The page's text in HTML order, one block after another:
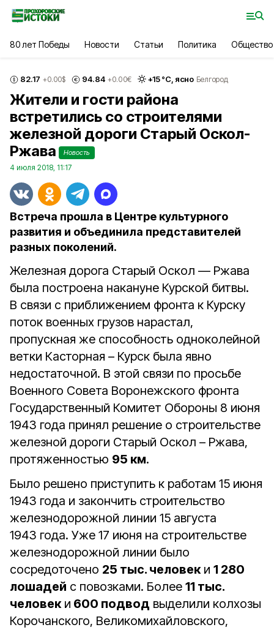
80 лет Победы Новости Статьи Политика Общество
82.17 +0.00$ 94.84 +0.00€ +15°С, ясно Белгород
Жители и гости района
встретились со строителями
железной дороги Старый Оскол-
Ржава
Новость
4 июля 2018, 11:17
Встреча прошла в Центре культурного
развития и объединила представителей
разных поколений.
Железная дорога Старый Оскол — Ржава
была построена накануне Курской битвы.
В связи с приближением фронта к Курску
поток военных грузов нарастал,
пропускная же способность одноколейной
ветки Касторная – Курск была явно
недостаточной. В этой связи по просьбе
Военного Совета Воронежского фронта
Государственный Комитет Обороны 8 июня
1943 года принял решение о строительстве
железной дороги Старый Оскол – Ржава,
протяженностью 95 км.
Было решено приступить к работам 15 июня
1943 года и закончить строительство
железнодорожной линии 15 августа
1943 года. Уже 17 июня на строительстве
железнодорожной линии было
сосредоточено 25 тыс. человеки 1 280
лошадей с повозками. Более 11 тыс.
человеки 600 подвод выделили колхозы
Корочанского, Великомихайловского,